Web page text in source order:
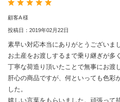
顧客A 様
投稿日：2019年02月22日
素早い対応本当にありがとうございまし
お土産をお渡しするまで乗り継ぎが多
丁寧な荷造り頂いたことで無事にお渡
肝心の商品ですが、何といっても色
した。
嬉しい言葉をもらいました。頑張って